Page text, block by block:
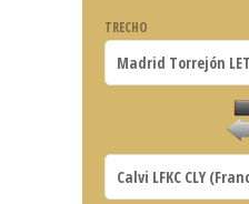
TRECHO